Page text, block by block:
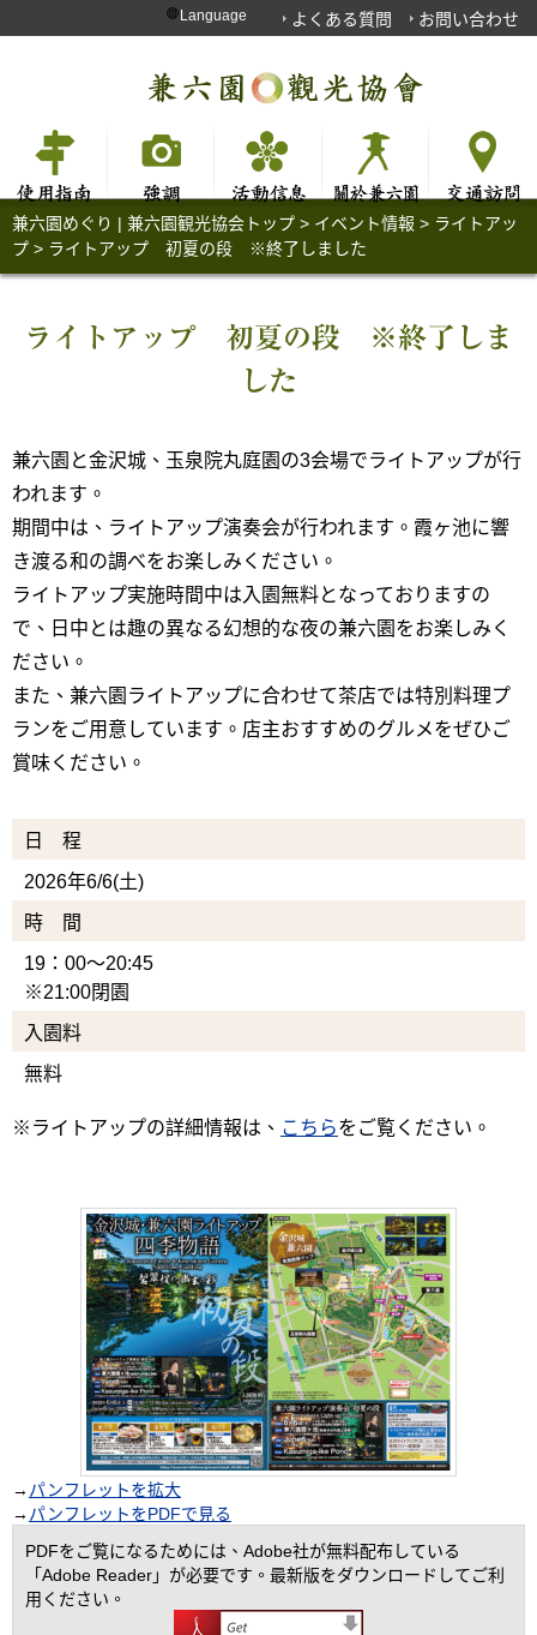
Language よくある質問 お問い合わせ
兼六園めぐり | 兼六園観光協会トップ > イベント情報 > ライトアッ
プ > ライトアップ 初夏の段 ※終了しました
ライトアップ 初夏の段 ※終了しま
した
兼六園と金沢城、玉泉院丸庭園の3会場でライトアップが行
われます。
期間中は、ライトアップ演奏会が行われます。霞ヶ池に響
き渡る和の調べをお楽しみください。
ライトアップ実施時間中は入園無料となっておりますの
で、日中とは趣の異なる幻想的な夜の兼六園をお楽しみく
ださい。
また、兼六園ライトアップに合わせて茶店では特別料理プ
ランをご用意しています。店主おすすめのグルメをぜひご
賞味ください。
日 程
2026年6/6(土)
時 間
19：00～20:45
※21:00閉園
入園料
無料
※ライトアップの詳細情報は、 こちらをご覧ください。
→ パンフレットを拡大
→ パンフレットをPDFで見る
PDFをご覧になるためには、Adobe社が無料配布している
「Adobe Reader」が必要です。最新版をダウンロードしてご利
用ください。